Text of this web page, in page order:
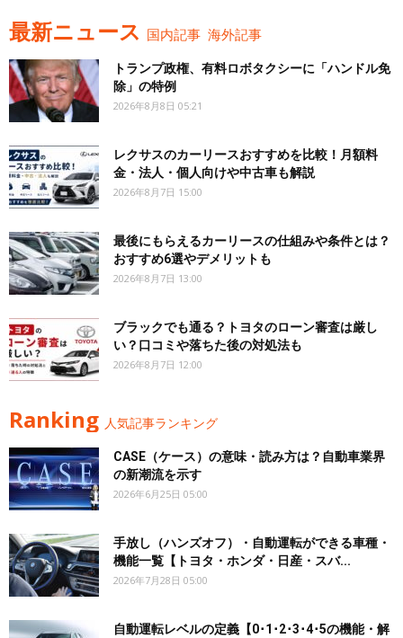
最新ニュース 国内記事 海外記事
トランプ政権、有料ロボタクシーに「ハンドル免
除」の特例
2026年8月8日 05:21
レクサスのカーリースおすすめを比較！月額料
金・法人・個人向けや中古車も解説
2026年8月7日 15:00
最後にもらえるカーリースの仕組みや条件とは？
おすすめ6選やデメリットも
2026年8月7日 13:00
ブラックでも通る？トヨタのローン審査は厳し
い？口コミや落ちた後の対処法も
2026年8月7日 12:00
Ranking 人気記事ランキング
CASE（ケース）の意味・読み方は？自動車業界
の新潮流を示す
2026年6月25日 05:00
手放し（ハンズオフ）・自動運転ができる車種・
機能一覧【トヨタ・ホンダ・日産・スバ...
2026年7月28日 05:00
自動運転レベルの定義【0･1･2･3･4･5の機能・解